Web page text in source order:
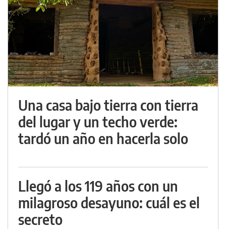
Una casa bajo tierra con tierra
del lugar y un techo verde:
tardó un año en hacerla solo
Llegó a los 119 años con un
milagroso desayuno: cuál es el
secreto